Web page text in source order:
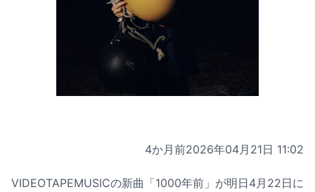
4か月前2026年04月21日 11:02
VIDEOTAPEMUSICの新曲「1000年前」が明日4月22日に